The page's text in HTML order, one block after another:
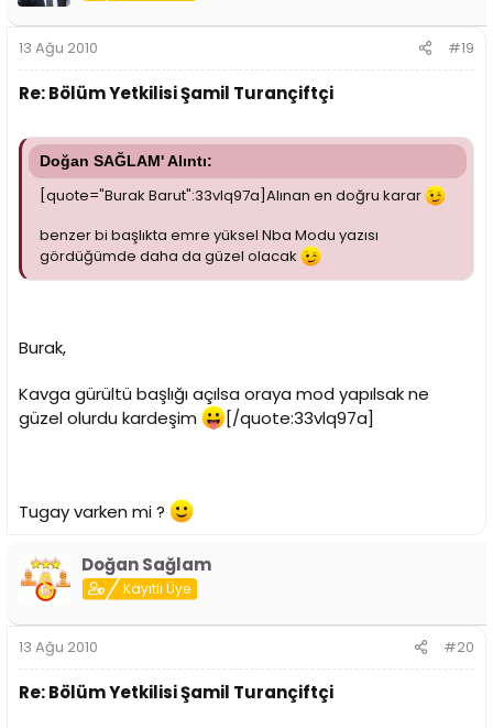
13 Ağu 2010 #19
Re: Bölüm Yetkilisi Şamil Turançiftçi
Doğan SAĞLAM' Alıntı:
[quote="Burak Barut":33vlq97a]Alınan en doğru karar
benzer bi başlıkta emre yüksel Nba Modu yazısı
gördüğümde daha da güzel olacak
Burak,
Kavga gürültü başlığı açılsa oraya mod yapılsak ne
güzel olurdu kardeşim
[/quote:33vlq97a]
Tugay varken mi ?
Doğan Sağlam
Kayıtlı Üye
13 Ağu 2010 #20
Re: Bölüm Yetkilisi Şamil Turançiftçi